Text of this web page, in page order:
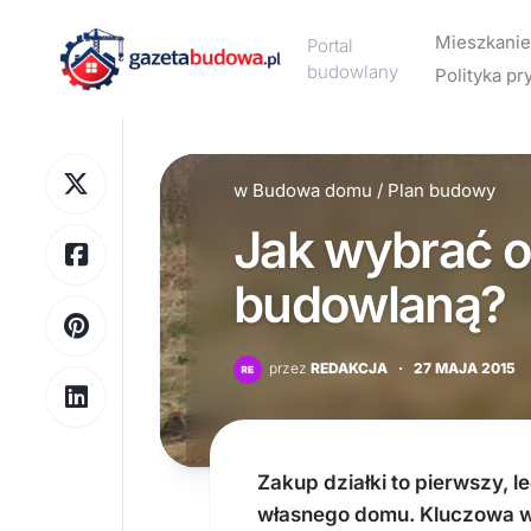
content
Portal
budowlany
Mieszkanie
Design
Meble
wnętrz
Polityka
w Budowa domu / Plan budowy
Jak wybrać
budowlaną?
przez REDAKCJA · 27 MAJA 2015
Zakup działki to pierwszy,
własnego domu. Kluczowa